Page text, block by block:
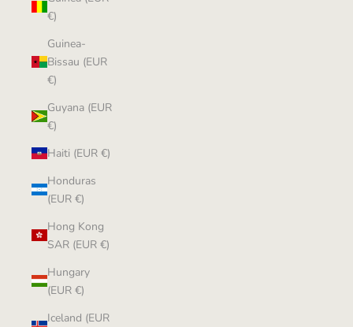
€)
Guinea-
Bissau (EUR
€)
Guyana (EUR
€)
Haiti (EUR €)
Honduras
(EUR €)
Hong Kong
SAR (EUR €)
Hungary
(EUR €)
Iceland (EUR